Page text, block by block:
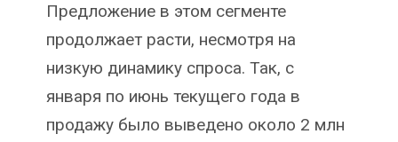
Предложение в этом сегменте
продолжает расти, несмотря на
низкую динамику спроса. Так, с
января по июнь текущего года в
продажу было выведено около 2 млн